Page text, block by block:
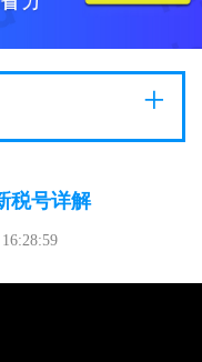
+
税号详解